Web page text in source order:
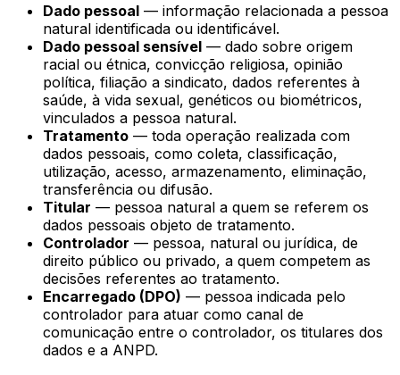
Dado pessoal — informação relacionada a pessoa
natural identificada ou identificável.
Dado pessoal sensível — dado sobre origem
racial ou étnica, convicção religiosa, opinião
política, filiação a sindicato, dados referentes à
saúde, à vida sexual, genéticos ou biométricos,
vinculados a pessoa natural.
Tratamento — toda operação realizada com
dados pessoais, como coleta, classificação,
utilização, acesso, armazenamento, eliminação,
transferência ou difusão.
Titular — pessoa natural a quem se referem os
dados pessoais objeto de tratamento.
Controlador — pessoa, natural ou jurídica, de
direito público ou privado, a quem competem as
decisões referentes ao tratamento.
Encarregado (DPO) — pessoa indicada pelo
controlador para atuar como canal de
comunicação entre o controlador, os titulares dos
dados e a ANPD.